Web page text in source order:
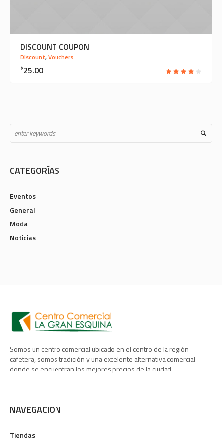
DISCOUNT COUPON
Discount,Vouchers
$25.00
CATEGORÍAS
Eventos
General
Moda
Noticias
Somos un centro comercial ubicado en el centro de la región
cafetera, somos tradición y una excelente alternativa comercial
donde se encuentran los mejores precios de la ciudad.
NAVEGACION
Tiendas